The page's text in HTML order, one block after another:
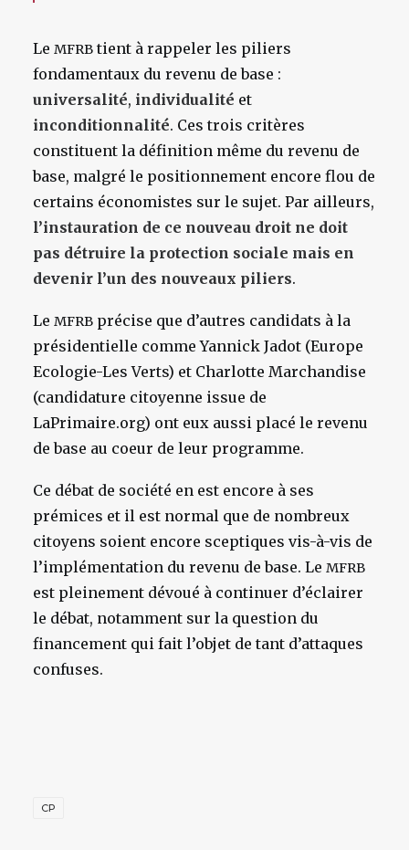
Le MFRB tient à rappeler les piliers
fondamentaux du revenu de base :
universalité, individualité et
inconditionnalité. Ces trois critères
constituent la définition même du revenu de
base, malgré le positionnement encore flou de
certains économistes sur le sujet. Par ailleurs,
l’instauration de ce nouveau droit ne doit
pas détruire la protection sociale mais en
devenir l’un des nouveaux piliers.
Le MFRB précise que d’autres candidats à la
présidentielle comme Yannick Jadot (Europe
Ecologie-Les Verts) et Charlotte Marchandise
(candidature citoyenne issue de
LaPrimaire.org) ont eux aussi placé le revenu
de base au coeur de leur programme.
Ce débat de société en est encore à ses
prémices et il est normal que de nombreux
citoyens soient encore sceptiques vis-à-vis de
l’implémentation du revenu de base. Le MFRB
est pleinement dévoué à continuer d’éclairer
le débat, notamment sur la question du
financement qui fait l’objet de tant d’attaques
confuses.
CP